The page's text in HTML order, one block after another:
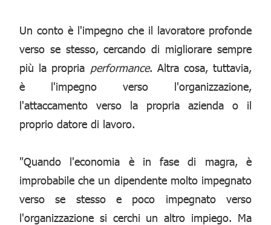
Un conto è l'impegno che il lavoratore profonde
verso se stesso, cercando di migliorare sempre
più la propria performance. Altra cosa, tuttavia,
è l'impegno verso l'organizzazione,
l'attaccamento verso la propria azienda o il
proprio datore di lavoro.
"Quando l'economia è in fase di magra, è
improbabile che un dipendente molto impegnato
verso se stesso e poco impegnato verso
l'organizzazione si cerchi un altro impiego. Ma